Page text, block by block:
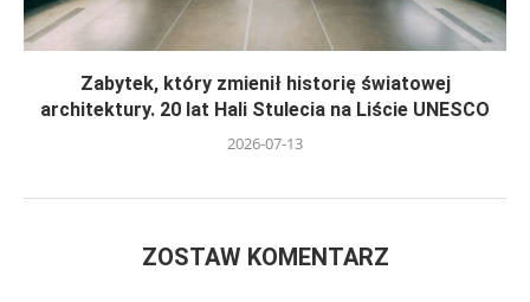
Zabytek, który zmienił historię światowej
architektury. 20 lat Hali Stulecia na Liście UNESCO
2026-07-13
ZOSTAW KOMENTARZ